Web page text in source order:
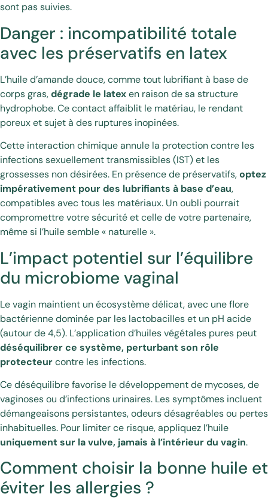
sont pas suivies.
Danger : incompatibilité totale
avec les préservatifs en latex
L’huile d’amande douce, comme tout lubrifiant à base de
corps gras,dégrade le latexen raison de sa structure
hydrophobe. Ce contact affaiblit le matériau, le rendant
poreux et sujet à des ruptures inopinées.
Cette interaction chimique annule la protection contre les
infections sexuellement transmissibles (IST) et les
grossesses non désirées. En présence de préservatifs,optez
impérativement pour des lubrifiants à base d’eau,
compatibles avec tous les matériaux. Un oubli pourrait
compromettre votre sécurité et celle de votre partenaire,
même si l’huile semble « naturelle ».
L’impact potentiel sur l’équilibre
du microbiome vaginal
Le vagin maintient un écosystème délicat, avec une flore
bactérienne dominée par les lactobacilles et un pH acide
(autour de 4,5). L’application d’huiles végétales pures peut
déséquilibrer ce système, perturbant son rôle
protecteurcontre les infections.
Ce déséquilibre favorise le développement de mycoses, de
vaginoses ou d’infections urinaires. Les symptômes incluent
démangeaisons persistantes, odeurs désagréables ou pertes
inhabituelles. Pour limiter ce risque, appliquez l’huile
uniquement sur la vulve, jamais à l’intérieur du vagin.
Comment choisir la bonne huile et
éviter les allergies ?